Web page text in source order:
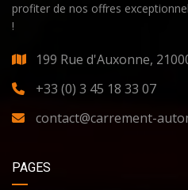
profiter de nos offres
!
199 Rue d'Auxonne,
+33 (0) 3 45 18 33 07
contact@carrement-
PAGES